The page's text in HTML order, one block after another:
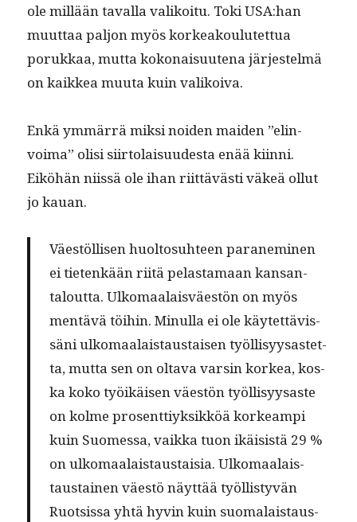
ole mil­lään taval­la valikoitu. Toki USA:han
muut­taa paljon myös korkeak­oulutet­tua
porukkaa, mut­ta kokon­aisuute­na jär­jestelmä
on kaikkea muu­ta kuin valikoiva.
Enkä ymmär­rä mik­si noiden maid­en ”elin­
voima” olisi siir­to­laisu­ud­es­ta enää kiin­ni.
Eiköhän niis­sä ole ihan riit­tävästi väkeä ollut
jo kauan.
Väestöl­lisen huolto­suh­teen parane­m­i­nen
ei tietenkään riitä pelas­ta­maan kansan­
talout­ta. Ulko­maalaisväestön on myös
men­tävä töi­hin. Min­ul­la ei ole käytet­tävis­
säni ulko­maalais­taus­taisen työl­lisyysastet­
ta, mut­ta sen on olta­va varsin korkea, kos­
ka koko työikäisen väestön työl­lisyysaste
on kolme pros­ent­tiyk­sikköä korkeampi
kuin Suomes­sa, vaik­ka tuon ikäi­sistä 29 %
on ulko­maalais­taus­taisia. Ulko­maalais­
taus­tainen väestö näyt­tää työl­listyvän
Ruot­sis­sa yhtä hyvin kuin suo­ma­lais­taus­